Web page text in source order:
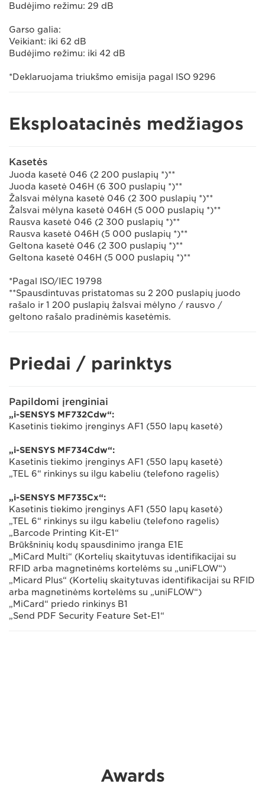
Budėjimo režimu: 29 dB
Garso galia:
Veikiant: iki 62 dB
Budėjimo režimu: iki 42 dB
*Deklaruojama triukšmo emisija pagal ISO 9296
Eksploatacinės medžiagos
Kasetės
Juoda kasetė 046 (2 200 puslapių *)**
Juoda kasetė 046H (6 300 puslapių *)**
Žalsvai mėlyna kasetė 046 (2 300 puslapių *)**
Žalsvai mėlyna kasetė 046H (5 000 puslapių *)**
Rausva kasetė 046 (2 300 puslapių *)**
Rausva kasetė 046H (5 000 puslapių *)**
Geltona kasetė 046 (2 300 puslapių *)**
Geltona kasetė 046H (5 000 puslapių *)**
*Pagal ISO/IEC 19798
**Spausdintuvas pristatomas su 2 200 puslapių juodo
rašalo ir 1 200 puslapių žalsvai mėlyno / rausvo /
geltono rašalo pradinėmis kasetėmis.
Priedai / parinktys
Papildomi įrenginiai
„i-SENSYS MF732Cdw“:
Kasetinis tiekimo įrenginys AF1 (550 lapų kasetė)
„i-SENSYS MF734Cdw“:
Kasetinis tiekimo įrenginys AF1 (550 lapų kasetė)
„TEL 6“ rinkinys su ilgu kabeliu (telefono ragelis)
„i-SENSYS MF735Cx“:
Kasetinis tiekimo įrenginys AF1 (550 lapų kasetė)
„TEL 6“ rinkinys su ilgu kabeliu (telefono ragelis)
„Barcode Printing Kit-E1“
Brūkšninių kodų spausdinimo įranga E1E
„MiCard Multi“ (Kortelių skaitytuvas identifikacijai su
RFID arba magnetinėms kortelėms su „uniFLOW“)
„Micard Plus“ (Kortelių skaitytuvas identifikacijai su RFID
arba magnetinėms kortelėms su „uniFLOW“)
„MiCard“ priedo rinkinys B1
„Send PDF Security Feature Set-E1“
Awards